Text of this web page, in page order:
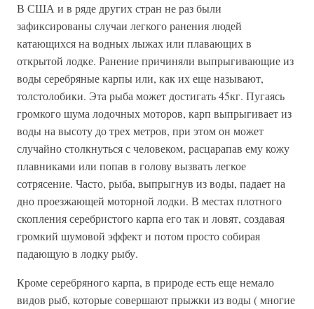
В США и в ряде других стран не раз были
зафиксированы случаи легкого ранения людей
катающихся на водных лыжах или плавающих в
открытой лодке. Ранение причиняли выпрыгивающие из
воды серебряные карпы или, как их еще называют,
толстолобики. Эта рыба может достигать 45кг. Пугаясь
громкого шума лодочных моторов, карп выпрыгивает из
воды на высоту до трех метров, при этом он может
случайно столкнуться с человеком, расцарапав ему кожу
плавниками или попав в голову вызвать легкое
сотрясение. Часто, рыба, выпрыгнув из воды, падает на
дно проезжающей моторной лодки. В местах плотного
скопления серебристого карпа его так и ловят, создавая
громкий шумовой эффект и потом просто собирая
падающую в лодку рыбу.
Кроме серебряного карпа, в природе есть еще немало
видов рыб, которые совершают прыжки из воды ( многие